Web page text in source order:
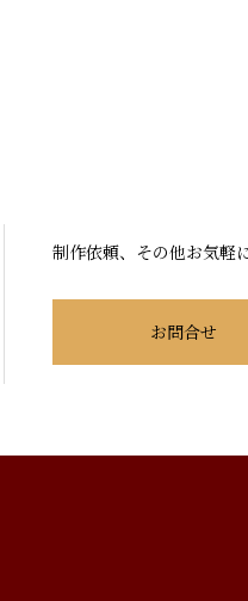
制作依頼、その他お気軽
お問合せ